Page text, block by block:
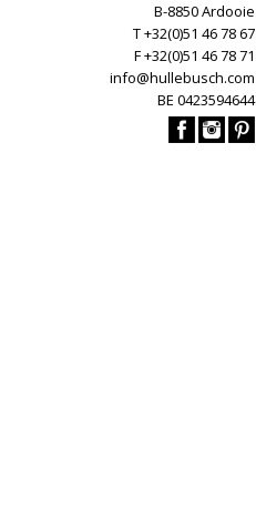
B-8850 Ardooie
T +32(0)51 46 78 67
F +32(0)51 46 78 71
info@hullebusch.com
BE 0423594644